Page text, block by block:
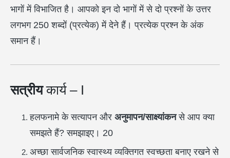
भागों में विभाजित है। आपको इन दो भागों में से दो प्रश्नों के उत्तर
लगभग 250 शब्दों (प्रत्येक) में देने हैं। प्रत्येक प्रश्न के अंक
समान हैं।
सत्रीयकार्य – I
हलफनामे के सत्यापन और अनुमापन/साक्ष्यांकनसे आप क्या
समझते हैं? समझाइए। 20
अच्छा सार्वजनिक स्वास्थ्य व्यक्तिगत स्वच्छता बनाए रखने से